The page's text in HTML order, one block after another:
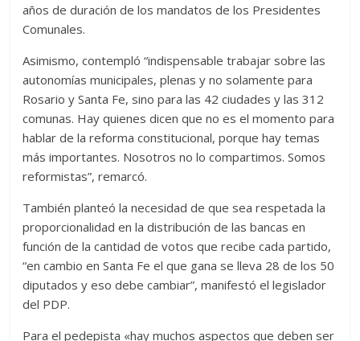
años de duración de los mandatos de los Presidentes
Comunales.
Asimismo, contempló “indispensable trabajar sobre las
autonomías municipales, plenas y no solamente para
Rosario y Santa Fe, sino para las 42 ciudades y las 312
comunas. Hay quienes dicen que no es el momento para
hablar de la reforma constitucional, porque hay temas
más importantes. Nosotros no lo compartimos. Somos
reformistas”, remarcó.
También planteó la necesidad de que sea respetada la
proporcionalidad en la distribución de las bancas en
función de la cantidad de votos que recibe cada partido,
“en cambio en Santa Fe el que gana se lleva 28 de los 50
diputados y eso debe cambiar”, manifestó el legislador
del PDP.
Para el pedepista «hay muchos aspectos que deben ser